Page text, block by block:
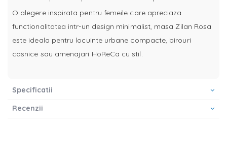
O alegere inspirata pentru femeile care apreciaza
functionalitatea intr-un design minimalist, masa Zilan Rosa
este ideala pentru locuinte urbane compacte, birouri
casnice sau amenajari HoReCa cu stil.
Specificatii
Recenzii